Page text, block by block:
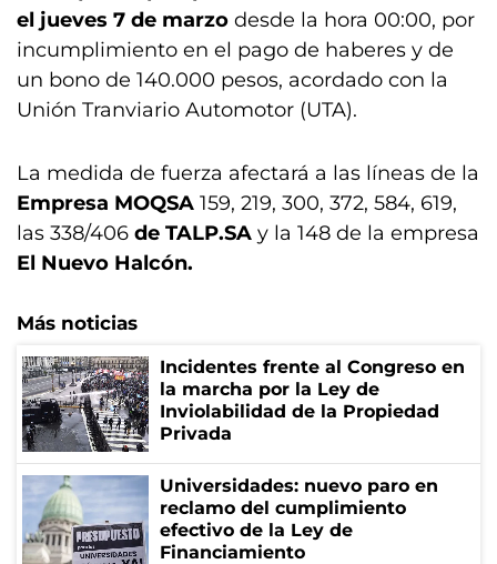
el jueves 7 de marzo desde la hora 00:00, por
incumplimiento en el pago de haberes y de
un bono de 140.000 pesos, acordado con la
Unión Tranviario Automotor (UTA).
La medida de fuerza afectará a las líneas de la
Empresa MOQSA 159, 219, 300, 372, 584, 619,
las 338/406 de TALP.SA y la 148 de la empresa
El Nuevo Halcón.
Más noticias
Incidentes frente al Congreso en
la marcha por la Ley de
Inviolabilidad de la Propiedad
Privada
Universidades: nuevo paro en
reclamo del cumplimiento
efectivo de la Ley de
Financiamiento